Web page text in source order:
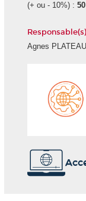
(+ ou - 10%) :
Responsable(s)
Agnes